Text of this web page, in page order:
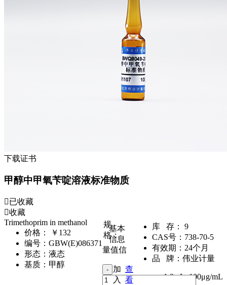
下载证书
甲醇中甲氧苄啶溶液标准物质
已收藏
收藏
Trimethoprim in methanol
价格：
￥132
编号： GBW(E)086371
形态： 液态
基质： 甲醇
库 存：
9
CAS号： 738-70-5
有效期： 24个月
品 牌： 伟业计量
规
格：
1.2mL,100μg/mL
加
入
查
看
基本
信息
量值信